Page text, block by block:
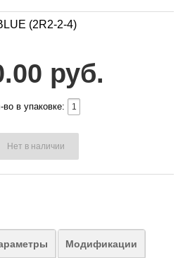
(2R2-2-4)
руб.
во в упаковке:
Нет в наличии
Модификации